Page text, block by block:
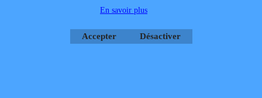
En savoir plus
Accepter Désactiver